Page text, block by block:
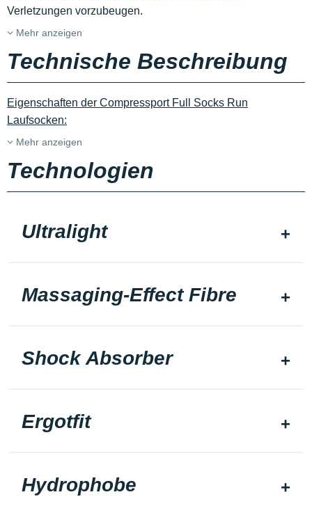
Verletzungen vorzubeugen.
Mehr anzeigen
Technische Beschreibung
Eigenschaften der Compressport Full Socks Run
Laufsocken:
Mehr anzeigen
Technologien
Ultralight
Massaging-Effect Fibre
Shock Absorber
Ergotfit
Hydrophobe